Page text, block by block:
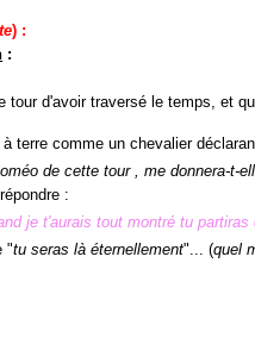
) :
:
tour d'avoir traversé le temps, et
terre comme un chevalier
de cette tour , me donnera-t-
:
je t'aurais tout montré tu
"tu seras là éternellement"... (quel